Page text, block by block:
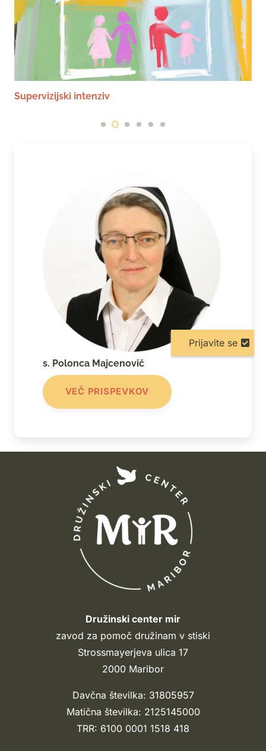
Supervizijski intenziv
s. Polonca Majcenovič
VEČ PRISPEVKOV
Družinski center mir
zavod za pomoč družinam v stiski
Strossmayerjeva ulica 17
2000 Maribor
Davčna številka: 31805957
Matična številka: 2125145000
TRR: 6100 0001 1518 418
Prijavite se